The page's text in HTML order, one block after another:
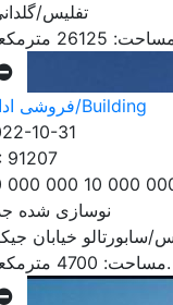
تفلیس/
26125
فروشی اداره/Building
10-31
91207
000 000 10 000
سابورتالو خیابان
مساحت: 4700 مترمکعب.